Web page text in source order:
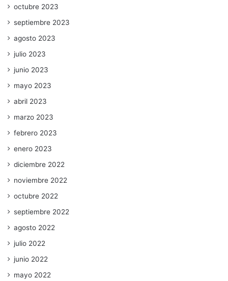
octubre 2023
septiembre 2023
agosto 2023
julio 2023
junio 2023
mayo 2023
abril 2023
marzo 2023
febrero 2023
enero 2023
diciembre 2022
noviembre 2022
octubre 2022
septiembre 2022
agosto 2022
julio 2022
junio 2022
mayo 2022